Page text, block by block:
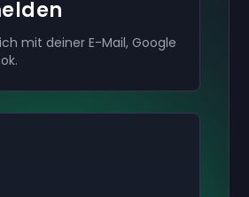
mit deiner E-Mail, Google